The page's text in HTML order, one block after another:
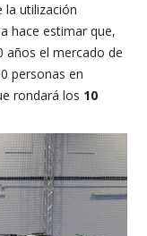
la utilización
hace estimar que,
años el mercado de
personas en
rondará los 10